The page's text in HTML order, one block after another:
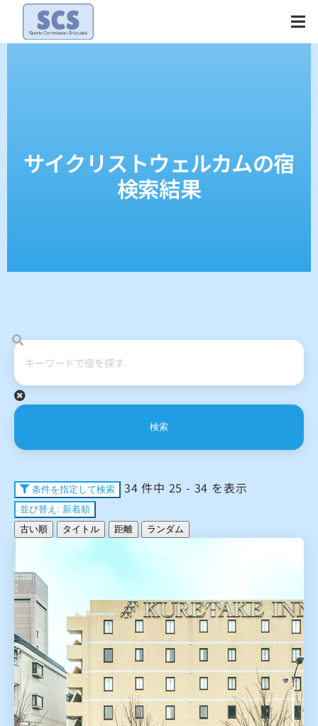
Skip
content
サイクリストウェルカムの宿
検索結果
検索
条件を指定して検索 34 件中 25 - 34 を表示
並び替え: 新着順
古い順
タイトル 距離 ランダム